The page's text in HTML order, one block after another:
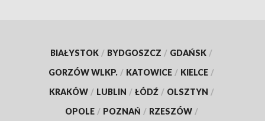
BIAŁYSTOK / BYDGOSZCZ / GDAŃSK /
GORZÓW WLKP. / KATOWICE / KIELCE /
KRAKÓW / LUBLIN / ŁÓDŹ / OLSZTYN /
OPOLE / POZNAŃ / RZESZÓW /